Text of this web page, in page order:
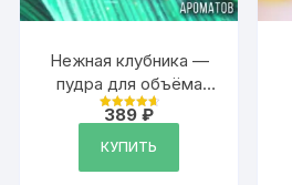
Нежная клубника —
пудра для объёма
волос Аурасо, 20 гр
Оценка
из 5
389₽
КУПИТЬ